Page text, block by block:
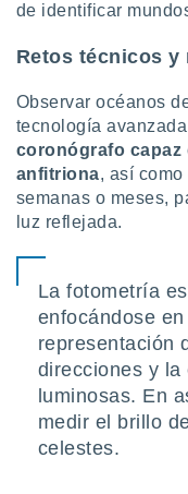
de identificar
Retos técnicos y
Observar océanos
tecnología
coronógrafo capaz
anfitriona, así
semanas o meses,
luz reflejada.
La fotometría
enfocándose
representación
direcciones y la
luminosas. En
medir el brillo
celestes.